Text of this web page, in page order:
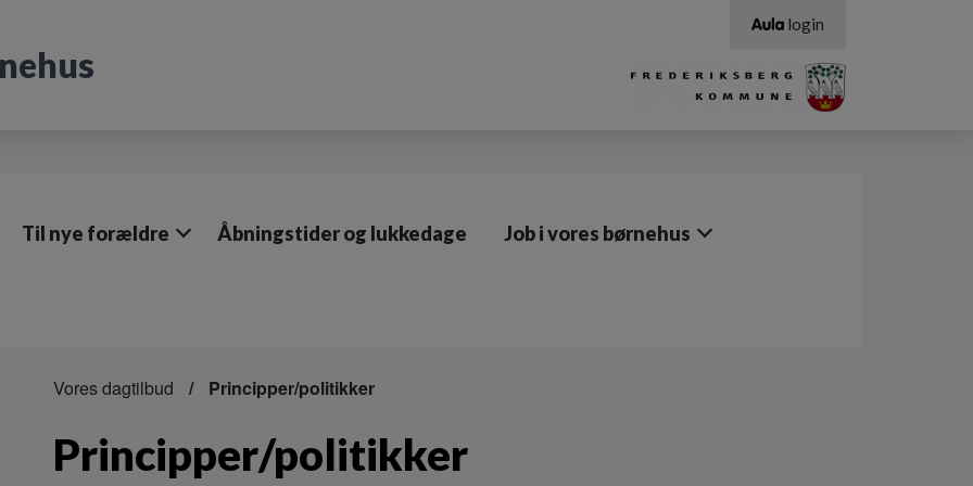
login
Til nye forældre Åbningstider og lukkedage Job i vores børnehus
Vores dagtilbud Principper/politikker
Principper/politikker